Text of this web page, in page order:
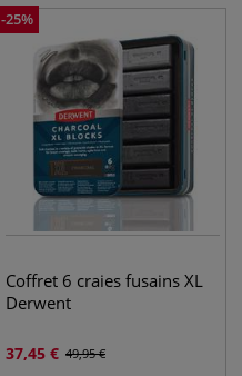
-25%
Coffret 6 craies fusains XL
Derwent
37,45 € 49,95€